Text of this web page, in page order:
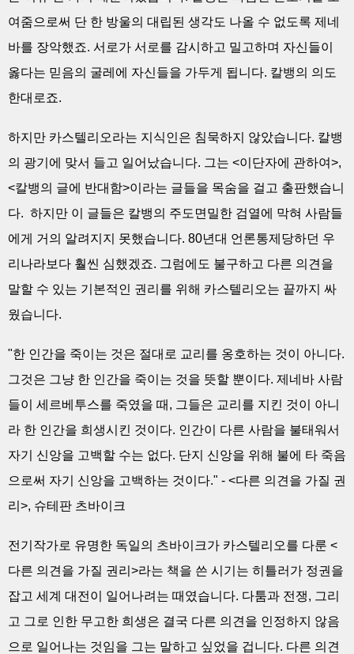
여줌으로써 단 한 방울의 대립된 생각도 나올 수 없도록 제네
바를 장악했죠. 서로가 서로를 감시하고 밀고하며 자신들이
옳다는 믿음의 굴레에 자신들을 가두게 됩니다. 칼뱅의 의도
한대로죠.
하지만 카스텔리오라는 지식인은 침묵하지 않았습니다. 칼뱅
의 광기에 맞서 들고 일어났습니다. 그는 <이단자에 관하여>,
<칼뱅의 글에 반대함>이라는 글들을 목숨을 걸고 출판했습니
다. 하지만 이 글들은 칼뱅의 주도면밀한 검열에 막혀 사람들
에게 거의 알려지지 못했습니다. 80년대 언론통제당하던 우
리나라보다 훨씬 심했겠죠. 그럼에도 불구하고 다른 의견을
말할 수 있는 기본적인 권리를 위해 카스텔리오는 끝까지 싸
웠습니다.
"한 인간을 죽이는 것은 절대로 교리를 옹호하는 것이 아니다.
그것은 그냥 한 인간을 죽이는 것을 뜻할 뿐이다. 제네바 사람
들이 세르베투스를 죽였을 때, 그들은 교리를 지킨 것이 아니
라 한 인간을 희생시킨 것이다. 인간이 다른 사람을 불태워서
자기 신앙을 고백할 수는 없다. 단지 신앙을 위해 불에 타 죽음
으로써 자기 신앙을 고백하는 것이다." - <다른 의견을 가질 권
리>, 슈테판 츠바이크
전기작가로 유명한 독일의 츠바이크가 카스텔리오를 다룬 <
다른 의견을 가질 권리>라는 책을 쓴 시기는 히틀러가 정권을
잡고 세계 대전이 일어나려는 때였습니다. 다툼과 전쟁, 그리
고 그로 인한 무고한 희생은 결국 다른 의견을 인정하지 않음
으로 일어나는 것임을 그는 말하고 싶었을 겁니다. 다른 의견